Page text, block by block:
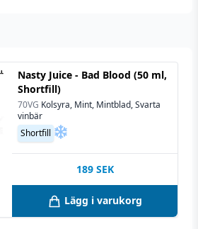
Nasty Juice - Bad Blood (50 ml,
Shortfill)
70VG Kolsyra, Mint, Mintblad, Svarta
vinbär
Shortfill
189 SEK
Lägg i varukorg